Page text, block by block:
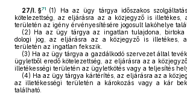
27/I. §71 (1)
Ha az ügy tárgya időszakos
kötelezettség, az eljárásra az a közjegyző is illetékes,
területén az igény érvényesítésére jogosult lakóhelye
(2) Ha az ügy tárgya az ingatlan tulajdona,
dologi jog, az eljárásra az a közjegyző is illetékes,
területén az ingatlan fekszik.
(3) Ha az ügy tárgya a gazdálkodó szervezet által
ügyletből eredő kötelezettség, az eljárásra az a
illetékességi területén az ügyletkötés vagy a teljesítés
(4) Ha az ügy tárgya kártérítés, az eljárásra az a
az illetékességi területén a károkozás vagy a kár
található.